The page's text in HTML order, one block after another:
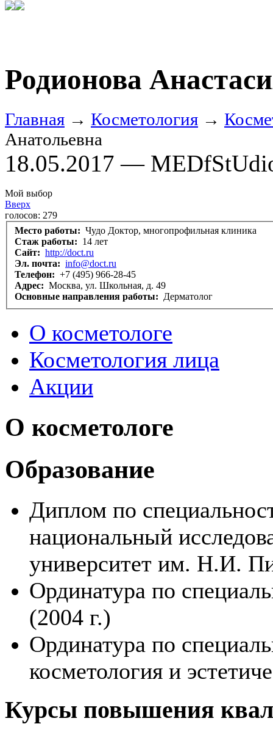
Родионова
Главная → Косметология →
Анатольевна
18.05.2017 —
Мой выбор
Вверх
голосов: 279
Место работы: Чудо Доктор, многопрофильная клиника
Стаж работы: 14 лет
Сайт: http://doct.ru
Эл. почта: info@doct.ru
Телефон: +7 (495) 966-28-45
Адрес: Москва, ул. Школьная, д. 49
Основные направления работы: Дерматолог
О косметологе
Косметология лица
Акции
О косметологе
Образование
Диплом по
национальный
университет им. Н.И.
Ординатура по
(2004 г.)
Ординатура по
косметология и
Курсы повышения